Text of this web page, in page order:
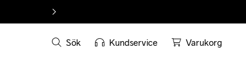
Sök Kundservice Varukorg